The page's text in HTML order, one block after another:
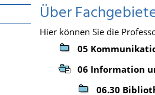
Über
Hier können Sie die
05
06 Information
06.30